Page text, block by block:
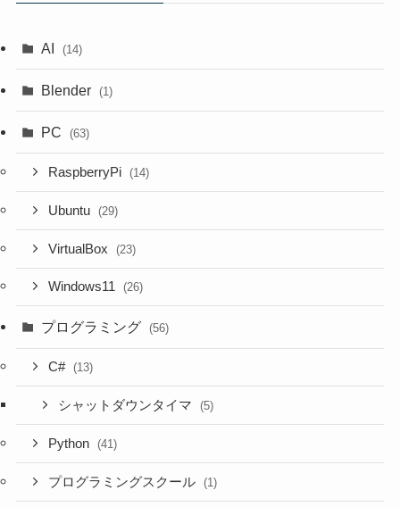
AI (14)
Blender (1)
PC (63)
RaspberryPi (14)
Ubuntu (29)
VirtualBox (23)
Windows11 (26)
プログラミング (56)
C# (13)
シャットダウンタイマ (5)
Python (41)
プログラミングスクール (1)